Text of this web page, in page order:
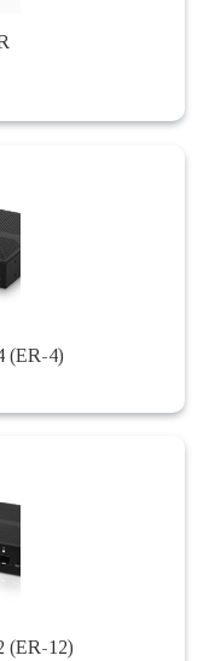
(ER-4)
(ER-12)